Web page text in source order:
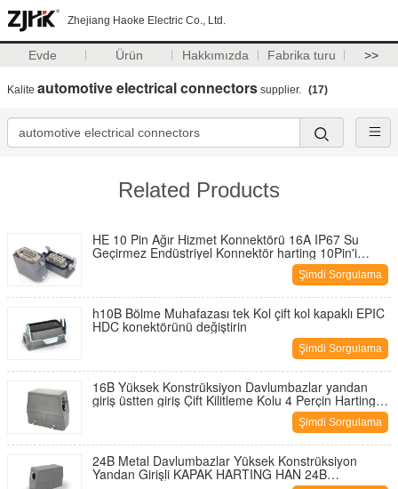
Zhejiang Haoke Electric Co., Ltd.
Evde Ürün Hakkımızda Fabrika turu >>
Kalite automotive electrical connectors supplier. (17)
Related Products
HE 10 Pin Ağır Hizmet Konnektörü 16A IP67 Su
Geçirmez Endüstriyel Konnektör harting 10Pin'i
Şimdi Sorgulama
h10B Bölme Muhafazası tek Kol çift kol kapaklı EPIC
HDC konektörünü değiştirin
Şimdi Sorgulama
16B Yüksek Konstrüksiyon Davlumbazlar yandan
giriş üstten giriş Çift Kilitleme Kolu 4 Perçin Harting
Şimdi Sorgulama
24B Metal Davlumbazlar Yüksek Konstrüksiyon
Yandan Girişli KAPAK HARTING HAN 24B